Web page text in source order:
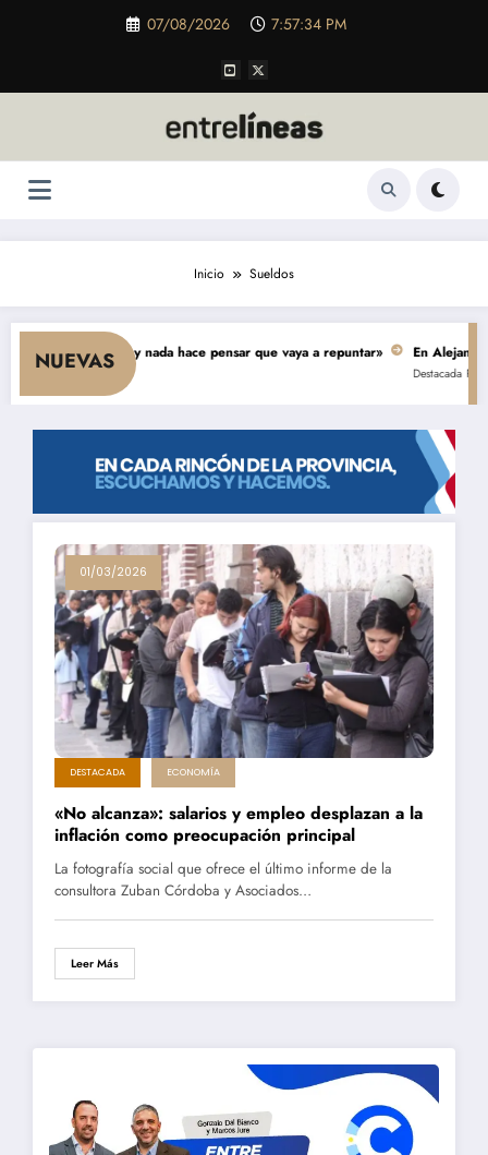
07/08/2026 7:57:35 PM
Inicio Sueldos
NUEVAS
el consumo y nada hace pensar que vaya a repuntar» En Alejandro,
Destacada Política
01/03/2026
DESTACADA ECONOMÍA
«No alcanza»: salarios y empleo desplazan a la
inflación como preocupación principal
La fotografía social que ofrece el último informe de la
consultora Zuban Córdoba y Asociados…
Leer Más